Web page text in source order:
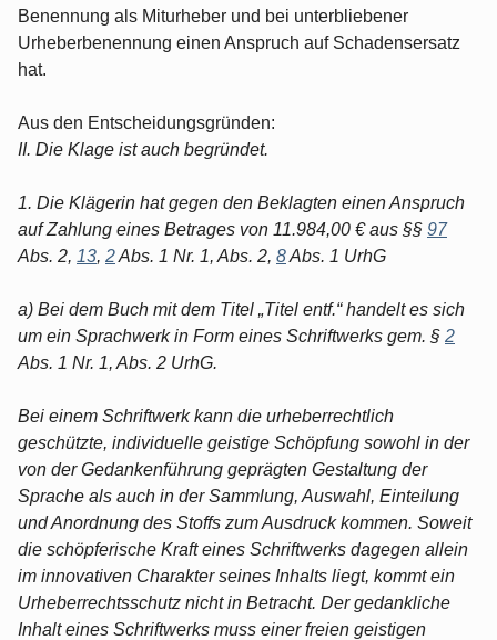
Benennung als Miturheber und bei unterbliebener
Urheberbenennung einen Anspruch auf Schadensersatz
hat.
Aus den Entscheidungsgründen:
II. Die Klage ist auch begründet.
1. Die Klägerin hat gegen den Beklagten einen Anspruch
auf Zahlung eines Betrages von 11.984,00 € aus §§ 97
Abs. 2, 13, 2Abs. 1 Nr. 1, Abs. 2, 8Abs. 1 UrhG
a) Bei dem Buch mit dem Titel „Titel entf.“ handelt es sich
um ein Sprachwerk in Form eines Schriftwerks gem. § 2
Abs. 1 Nr. 1, Abs. 2 UrhG.
Bei einem Schriftwerk kann die urheberrechtlich
geschützte, individuelle geistige Schöpfung sowohl in der
von der Gedankenführung geprägten Gestaltung der
Sprache als auch in der Sammlung, Auswahl, Einteilung
und Anordnung des Stoffs zum Ausdruck kommen. Soweit
die schöpferische Kraft eines Schriftwerks dagegen allein
im innovativen Charakter seines Inhalts liegt, kommt ein
Urheberrechtsschutz nicht in Betracht. Der gedankliche
Inhalt eines Schriftwerks muss einer freien geistigen